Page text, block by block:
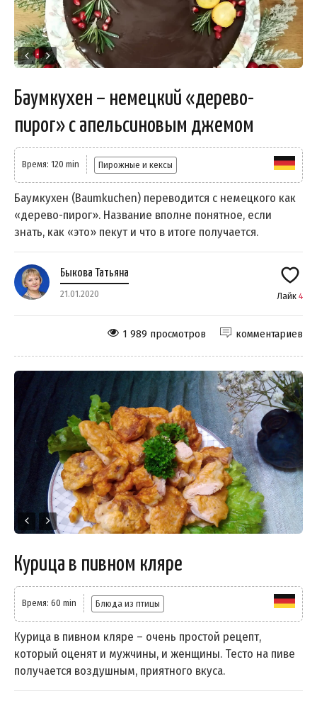
Баумкухен – немецкий «дерево-
пирог» с апельсиновым джемом
Время: 120 min Пирожные и кексы
Баумкухен (Baumkuchen) переводится с немецкого как
«дерево-пирог». Название вполне понятное, если
знать, как «это» пекут и что в итоге получается.
Быкова Татьяна
21.01.2020 Лайк 4
комментариев
1 989 просмотров
Курица в пивном кляре
Время: 60 min Блюда из птицы
Курица в пивном кляре – очень простой рецепт,
который оценят и мужчины, и женщины. Тесто на пиве
получается воздушным, приятного вкуса.